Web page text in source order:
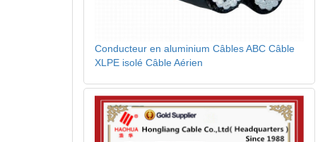
Conducteur en aluminium Câbles ABC Câble
XLPE isolé Câble Aérien